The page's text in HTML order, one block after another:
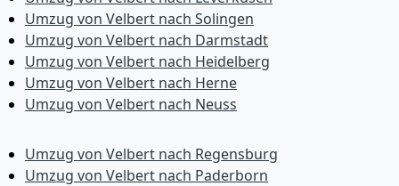
Umzug von Velbert nach Solingen
Umzug von Velbert nach Darmstadt
Umzug von Velbert nach Heidelberg
Umzug von Velbert nach Herne
Umzug von Velbert nach Neuss
Umzug von Velbert nach Regensburg
Umzug von Velbert nach Paderborn